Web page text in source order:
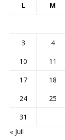
L M
3
4
10
11
17
18
24
25
31
« Juil